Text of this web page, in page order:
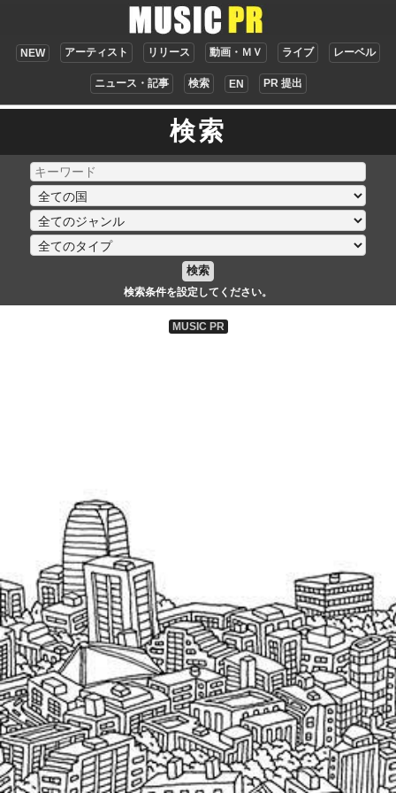
NEW アーティスト リリース 動画・ＭＶ ライブ レーベル
ニュース・記事 検索 EN PR 提出
検索
検索
検索条件を設定してください。
MUSIC PR